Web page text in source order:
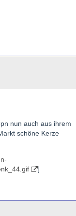
nun auch aus ihrem
schöne Kerze
]